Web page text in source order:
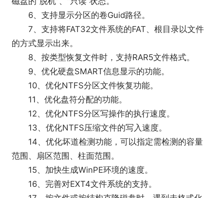
6、支持显示分区的卷Guid路径。
7、支持将FAT32文件系统的FAT、根目录以文件
的方式显示出来。
8、按类型恢复文件时，支持RAR5文件格式。
9、优化硬盘SMART信息显示的功能。
10、优化NTFS分区文件恢复功能。
11、优化盘符分配的功能。
12、优化NTFS分区写操作的执行速度。
13、优化NTFS压缩文件的写入速度。
14、优化坏道检测功能，可以指定需检测的容量
范围、扇区范围、柱面范围。
15、加快生成WinPE环境的速度。
16、完善对EXT4文件系统的支持。